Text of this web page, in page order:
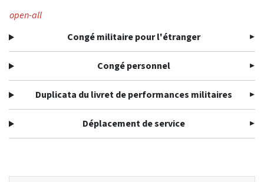
open-all
Congé militaire pour l'étranger
Congé personnel
Duplicata du livret de performances militaires
Déplacement de service